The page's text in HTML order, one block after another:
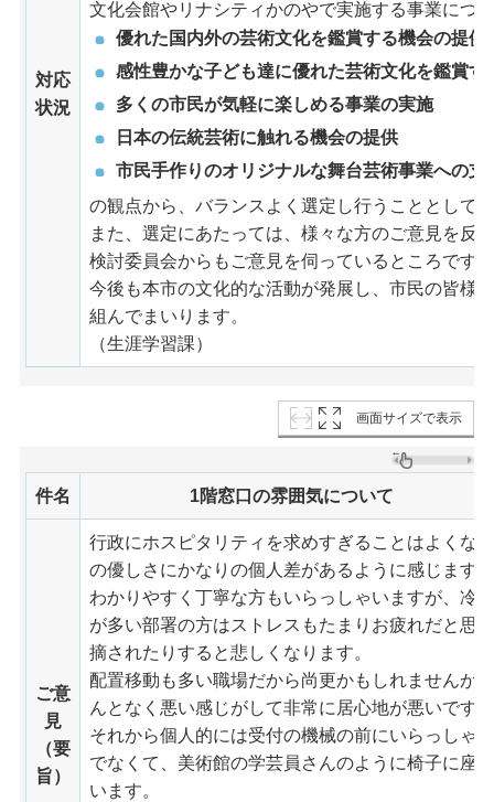
対応
状況
文化会館やリナシティかのやで実施する事業につ
優れた国内外の芸術文化を鑑賞する機会の提供
感性豊かな子ども達に優れた芸術文化を鑑賞す
多くの市民が気軽に楽しめる事業の実施
日本の伝統芸術に触れる機会の提供
市民手作りのオリジナルな舞台芸術事業への支
の観点から、バランスよく選定し行うこととして
また、選定にあたっては、様々な方のご意見を反
検討委員会からもご意見を伺っているところです。
今後も本市の文化的な活動が発展し、市民の皆様
組んでまいります。
（生涯学習課）
画面サイズで表示
件名 1階窓口の雰囲気について
ご意
見
（要
旨）
行政にホスピタリティを求めすぎることはよくな
の優しさにかなりの個人差があるように感じます。
わかりやすく丁寧な方もいらっしゃいますが、冷
が多い部署の方はストレスもたまりお疲れだと思
摘されたりすると悲しくなります。
配置移動も多い職場だから尚更かもしれませんが
んとなく悪い感じがして非常に居心地が悪いです。
それから個人的には受付の機械の前にいらっしゃ
でなくて、美術館の学芸員さんのように椅子に座
います。